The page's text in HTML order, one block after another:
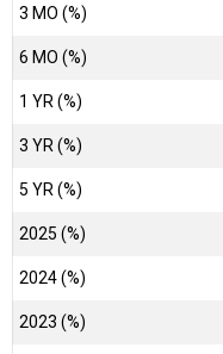
3 MO (%)
6 MO (%)
1 YR (%)
3 YR (%)
5 YR (%)
2025 (%)
2024 (%)
2023 (%)